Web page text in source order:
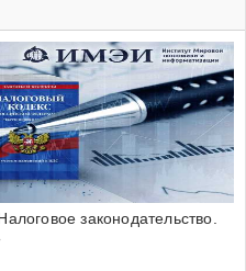
законодательство.